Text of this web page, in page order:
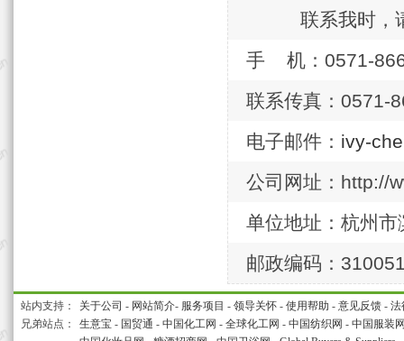
联系我时，
手 机：0571-
联系传真：0571-
电子邮件： ivy-
公司网址：http://
单位地址：杭州
邮政编码：
站内支持： 关于公司 - 网站简介- 服务项目 - 领导关怀 - 使用帮助 - 意见反馈 - 法
兄弟站点：
生意宝 - 国贸通 - 中国化工网 - 全球化工网 - 中国纺织网 - 中国服装